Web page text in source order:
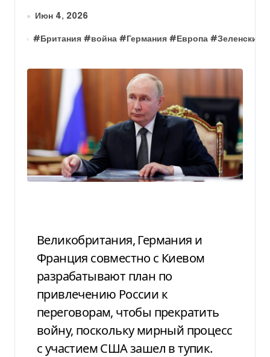
Июн 4, 2026
#Британия #война #Германия #Европа #Зеленский
Великобритания, Германия и
Франция совместно с Киевом
разрабатывают план по
привлечению России к
переговорам, чтобы прекратить
войну, поскольку мирный процесс
с участием США зашел в тупик.